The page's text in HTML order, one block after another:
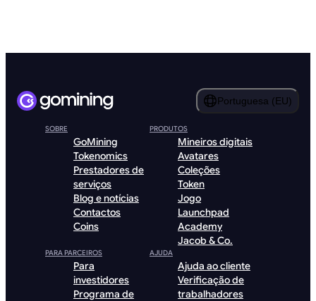
Portuguesa (EU)
SOBRE
GoMining
Tokenomics
Prestadores de
serviços
Blog e notícias
Contactos
Coins
PRODUTOS
Mineiros digitais
Avatares
Coleções
Token
Jogo
Launchpad
Academy
Jacob & Co.
PARA PARCEIROS
Para
investidores
Programa de
AJUDA
Ajuda ao cliente
Verificação de
trabalhadores